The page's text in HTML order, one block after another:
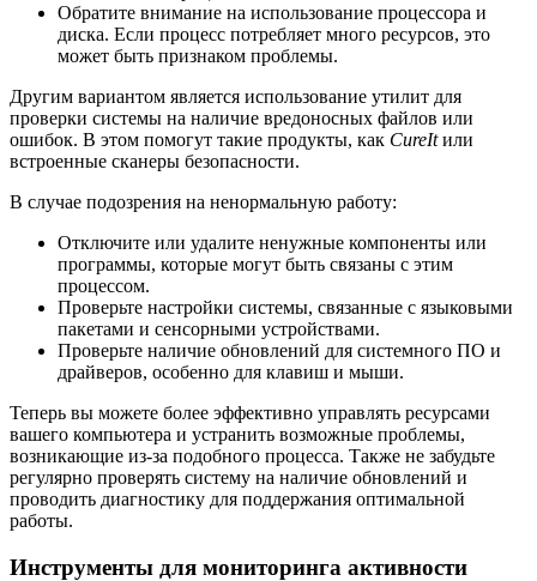
Обратите внимание на использование процессора и
диска. Если процесс потребляет много ресурсов, это
может быть признаком проблемы.
Другим вариантом является использование утилит для
проверки системы на наличие вредоносных файлов или
ошибок. В этом помогут такие продукты, как CureItили
встроенные сканеры безопасности.
В случае подозрения на ненормальную работу:
Отключите или удалите ненужные компоненты или
программы, которые могут быть связаны с этим
процессом.
Проверьте настройки системы, связанные с языковыми
пакетами и сенсорными устройствами.
Проверьте наличие обновлений для системного ПО и
драйверов, особенно для клавиш и мыши.
Теперь вы можете более эффективно управлять ресурсами
вашего компьютера и устранить возможные проблемы,
возникающие из-за подобного процесса. Также не забудьте
регулярно проверять систему на наличие обновлений и
проводить диагностику для поддержания оптимальной
работы.
Инструменты для мониторинга активности